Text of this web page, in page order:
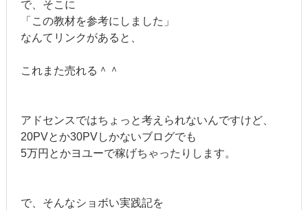
で、そこに
「この教材を参考にしました」
なんてリンクがあると、
これまた売れる＾＾
アドセンスではちょっと考えられないんですけど、
20PVとか30PVしかないブログでも
5万円とかヨユーで稼げちゃったりします。
で、そんなショボい実践記を